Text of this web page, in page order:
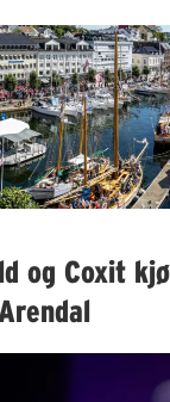
og Coxit